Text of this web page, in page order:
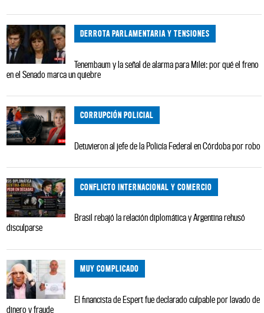
DERROTA PARLAMENTARIA Y TENSIONES
Tenembaum y la señal de alarma para Milei: por qué el freno
en el Senado marca un quiebre
CORRUPCIÓN POLICIAL
Detuvieron al jefe de la Policía Federal en Córdoba por robo
CONFLICTO INTERNACIONAL Y COMERCIO
Brasil rebajó la relación diplomática y Argentina rehusó
disculparse
MUY COMPLICADO
El financista de Espert fue declarado culpable por lavado de
dinero y fraude